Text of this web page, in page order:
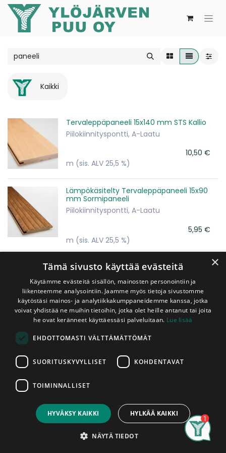
Account
Kaikki
Tervaleppäpaneeli 15x140 mm STS Kallio
Piilokiinnityspontti, A-Laatu
10,50 €
m (sis. ALV 25,5 %)
Lämpökäsitelty Tervaleppäpaneeli 15x90
mm Sormipaneeli
Piilokiinnityspontti, A-Laatu
5,95 €
m (sis. ALV 25,5 %)
Lämpökäsitelty Tervaleppäpaneeli 15x140
Piilokiinnityspontti, A-Laatu
12,35€
m(sis. ALV 25,5 %)
Uutuus!
(1,20m2/pkt, 4kpl/pkt)
pkt(sis. ALV 25,5 %)
Lämpökäsitelty Radiata Mäntypaneeli
15x140x2400 mm STS4P (1,22m2/pkt,
×
Tämä sivusto käyttää evästeitä
Käytämme evästeitä sisällön, mainosten personointiin ja
liikenteemme analysointiin. Jaamme myös tietoja sivustomme
käytöstäsi mainos- ja analytiikkakumppaneidemme kanssa, jotka
voivat yhdistää ne muihin tietoihin, jotka olet heille antanut tai joita
he ovat keränneet käyttäessäsi palveluitaan. Lue lisää
EHDOTTOMASTI VÄLTTÄMÄTTÖMÄT
SUORITUSKYVYLLISET KOHDENTAVAT
TOIMINNALLISET
HYVÄKSY KAIKKI HYLKÄÄ KAIKKI
NÄYTÄ TIEDOT